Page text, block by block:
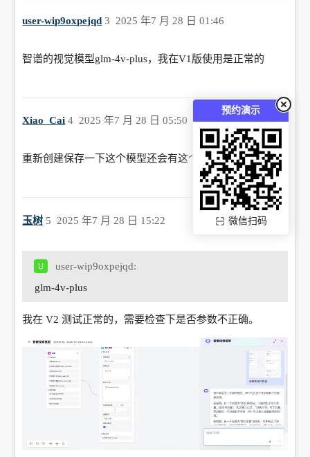
预约演示
微信扫码
user-wip9oxpejqd 2025 年7 月 28 日 01:46
3
智谱的视觉模型glm-4v-plus，我在V1版使用是正常的
Xiao_Cai 2025 年7 月 28 日 05:50
4
重新创建保存一下这个模型还会有这个问题吗
玉树 2025 年7 月 28 日 15:22
5
user-wip9oxpejqd:
glm-4v-plus
我在 V2 测试正常的，需要检查下是否参数不正确。